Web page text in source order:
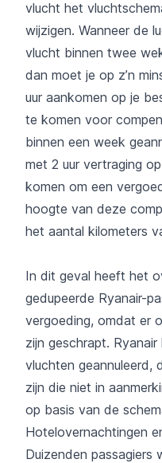
vlucht het
wijzigen. Wanneer de
vlucht binnen twee
dan moet je op z’n
uur aankomen op je
te komen voor
binnen een week
met 2 uur vertraging
komen om een
hoogte van deze
het aantal kilometers
In dit geval heeft het
gedupeerde Ryanair-
vergoeding, omdat er
zijn geschrapt.
vluchten geannuleerd,
zijn die niet in
op basis van de
Hotelovernachtingen
Duizenden passagiers